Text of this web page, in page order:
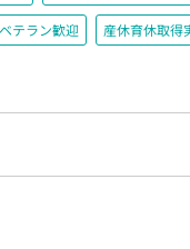
ベテラン歓迎 産休育休取得